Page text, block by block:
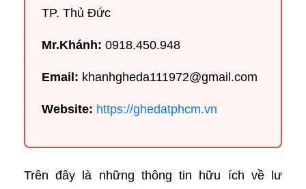
TP. Thủ Đức
Mr.Khánh: 0918.450.948
Email: khanhgheda111972@gmail.com
Website: https://ghedatphcm.vn
Trên đây là những thông tin hữu ích về lư